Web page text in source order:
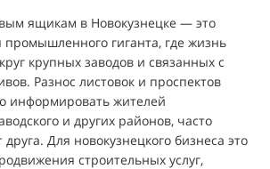
ящикам в Новокузнецке — это
гиганта, где жизнь
крупных заводов и связанных с
Разнос листовок и проспектов
информировать жителей
и других районов, часто
Для новокузнецкого бизнеса это
строительных услуг,